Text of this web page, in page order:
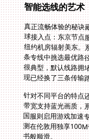
智能选线的艺术
真正流畅体验的秘诀
球接入点：东京节点
纽约机房辐射美东。
条专线中挑选最优路
很典型，默认线路拥
现已经换了三条传输
针对不同平台的特点
带宽支持蓝光画质，
国服则启用游戏加速
测在伦敦用独享
书般顺滑。